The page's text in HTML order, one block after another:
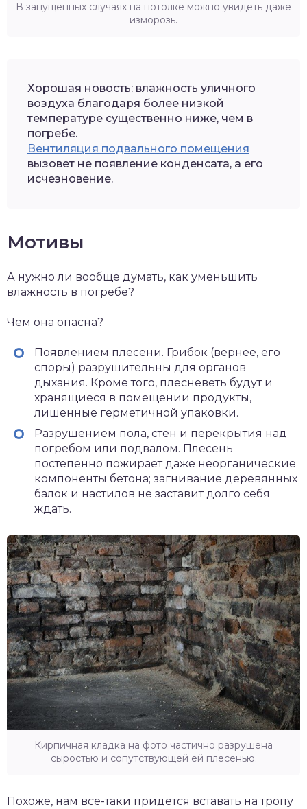
В запущенных случаях на потолке можно увидеть даже
изморозь.
Хорошая новость: влажность уличного
воздуха благодаря более низкой
температуре существенно ниже, чем в
погребе.
Вентиляция подвального помещения
вызовет не появление конденсата, а его
исчезновение.
Мотивы
А нужно ли вообще думать, как уменьшить
влажность в погребе?
Чем она опасна?
Появлением плесени. Грибок (вернее, его
споры) разрушительны для органов
дыхания. Кроме того, плесневеть будут и
хранящиеся в помещении продукты,
лишенные герметичной упаковки.
Разрушением пола, стен и перекрытия над
погребом или подвалом. Плесень
постепенно пожирает даже неорганические
компоненты бетона; загнивание деревянных
балок и настилов не заставит долго себя
ждать.
Кирпичная кладка на фото частично разрушена
сыростью и сопутствующей ей плесенью.
Похоже, нам все-таки придется вставать на тропу